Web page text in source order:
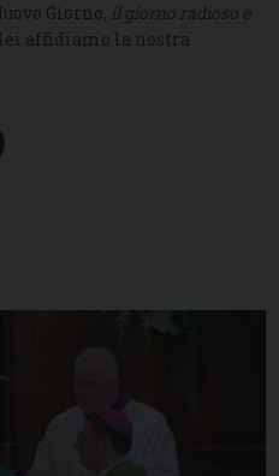
Giorno, il giorno radioso e
affidiamo la nostra